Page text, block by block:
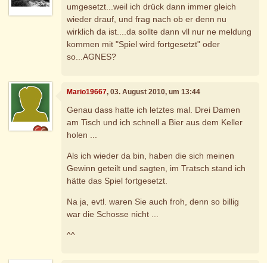
umgesetzt...weil ich drück dann immer gleich
wieder drauf, und frag nach ob er denn nu
wirklich da ist....da sollte dann vll nur ne meldung
kommen mit "Spiel wird fortgesetzt" oder
so...AGNES?
Mario19667, 03. August 2010, um 13:44
Genau dass hatte ich letztes mal. Drei Damen
am Tisch und ich schnell a Bier aus dem Keller
holen ...
Als ich wieder da bin, haben die sich meinen
Gewinn geteilt und sagten, im Tratsch stand ich
hätte das Spiel fortgesetzt.
Na ja, evtl. waren Sie auch froh, denn so billig
war die Schosse nicht ...
^^